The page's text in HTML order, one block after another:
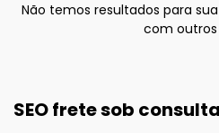
Não temos resultados para
com outros
SEO frete sob consulta